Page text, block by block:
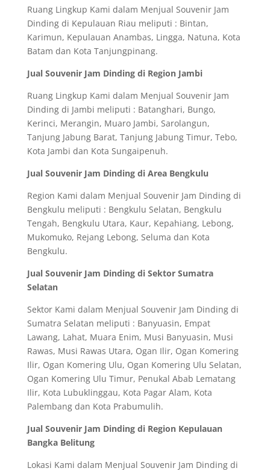
Ruang Lingkup Kami dalam Menjual Souvenir Jam
Dinding di Kepulauan Riau meliputi : Bintan,
Karimun, Kepulauan Anambas, Lingga, Natuna, Kota
Batam dan Kota Tanjungpinang.
Jual Souvenir Jam Dinding di Region Jambi
Ruang Lingkup Kami dalam Menjual Souvenir Jam
Dinding di Jambi meliputi : Batanghari, Bungo,
Kerinci, Merangin, Muaro Jambi, Sarolangun,
Tanjung Jabung Barat, Tanjung Jabung Timur, Tebo,
Kota Jambi dan Kota Sungaipenuh.
Jual Souvenir Jam Dinding di Area Bengkulu
Region Kami dalam Menjual Souvenir Jam Dinding di
Bengkulu meliputi : Bengkulu Selatan, Bengkulu
Tengah, Bengkulu Utara, Kaur, Kepahiang, Lebong,
Mukomuko, Rejang Lebong, Seluma dan Kota
Bengkulu.
Jual Souvenir Jam Dinding di Sektor Sumatra
Selatan
Sektor Kami dalam Menjual Souvenir Jam Dinding di
Sumatra Selatan meliputi : Banyuasin, Empat
Lawang, Lahat, Muara Enim, Musi Banyuasin, Musi
Rawas, Musi Rawas Utara, Ogan Ilir, Ogan Komering
Ilir, Ogan Komering Ulu, Ogan Komering Ulu Selatan,
Ogan Komering Ulu Timur, Penukal Abab Lematang
Ilir, Kota Lubuklinggau, Kota Pagar Alam, Kota
Palembang dan Kota Prabumulih.
Jual Souvenir Jam Dinding di Region Kepulauan
Bangka Belitung
Lokasi Kami dalam Menjual Souvenir Jam Dinding di